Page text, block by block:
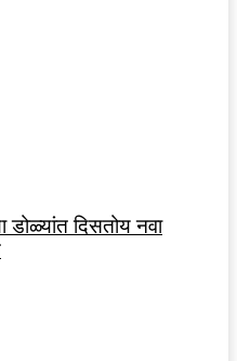
डोळ्यांत दिसतोय नवा